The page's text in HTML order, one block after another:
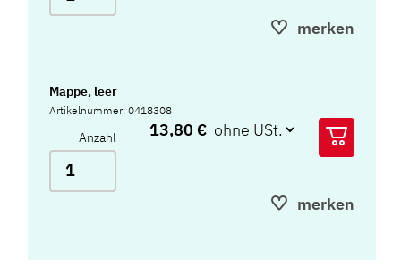
merken
Mappe, leer
Artikelnummer: 0418308
Anzahl 13,80 €
merken